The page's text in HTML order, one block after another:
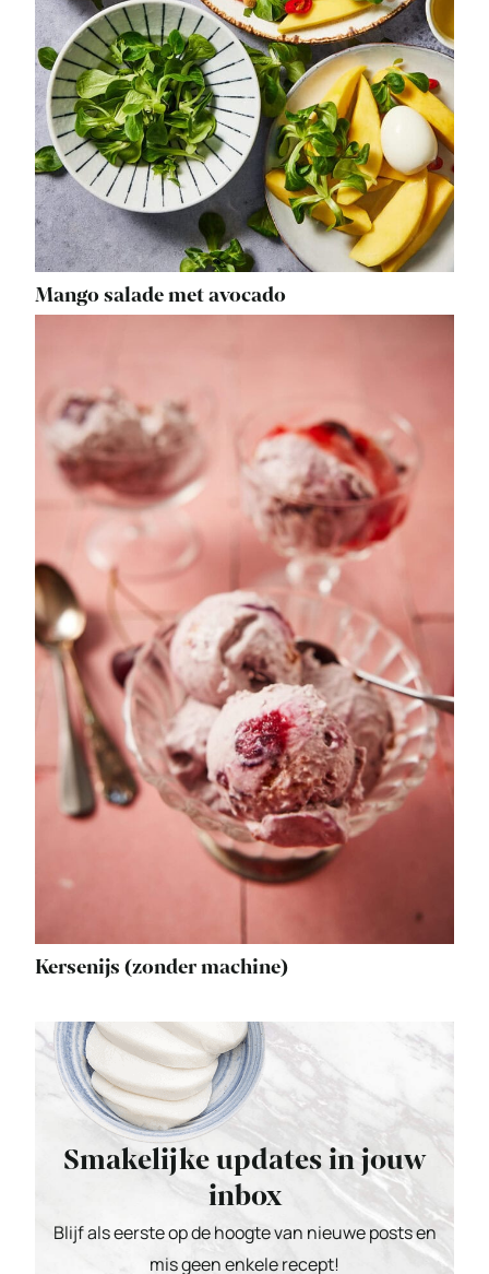
Mango salade met avocado
Kersenijs (zonder machine)
Smakelijke updates in jouw
inbox
Blijf als eerste op de hoogte van nieuwe posts en
mis geen enkele recept!